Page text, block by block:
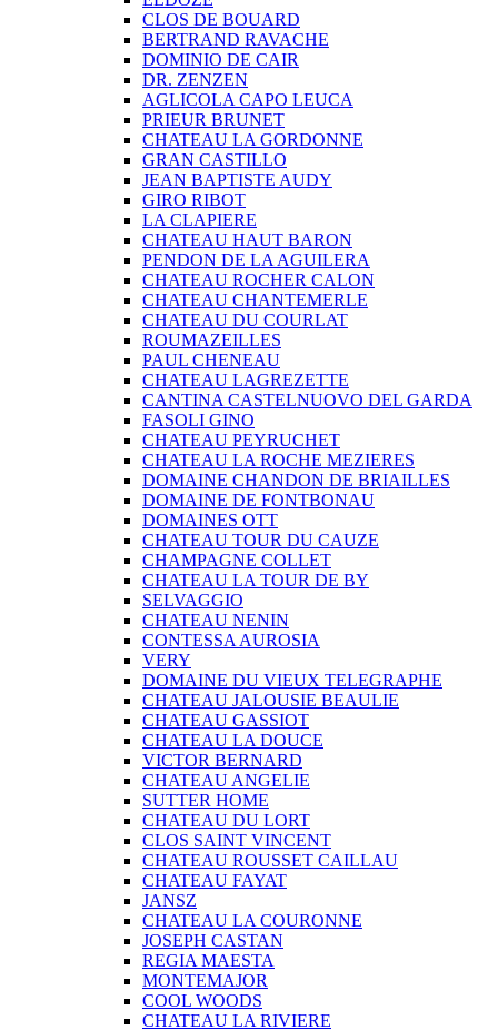
CLOS DE BOUARD
BERTRAND RAVACHE
DOMINIO DE CAIR
DR. ZENZEN
AGLICOLA CAPO LEUCA
PRIEUR BRUNET
CHATEAU LA GORDONNE
GRAN CASTILLO
JEAN BAPTISTE AUDY
GIRO RIBOT
LA CLAPIERE
CHATEAU HAUT BARON
PENDON DE LA AGUILERA
CHATEAU ROCHER CALON
CHATEAU CHANTEMERLE
CHATEAU DU COURLAT
ROUMAZEILLES
PAUL CHENEAU
CHATEAU LAGREZETTE
CANTINA CASTELNUOVO DEL GARDA
FASOLI GINO
CHATEAU PEYRUCHET
CHATEAU LA ROCHE MEZIERES
DOMAINE CHANDON DE BRIAILLES
DOMAINE DE FONTBONAU
DOMAINES OTT
CHATEAU TOUR DU CAUZE
CHAMPAGNE COLLET
CHATEAU LA TOUR DE BY
SELVAGGIO
CHATEAU NENIN
CONTESSA AUROSIA
VERY
DOMAINE DU VIEUX TELEGRAPHE
CHATEAU JALOUSIE BEAULIE
CHATEAU GASSIOT
CHATEAU LA DOUCE
VICTOR BERNARD
CHATEAU ANGELIE
SUTTER HOME
CHATEAU DU LORT
CLOS SAINT VINCENT
CHATEAU ROUSSET CAILLAU
CHATEAU FAYAT
JANSZ
CHATEAU LA COURONNE
JOSEPH CASTAN
REGIA MAESTA
MONTEMAJOR
COOL WOODS
CHATEAU LA RIVIERE